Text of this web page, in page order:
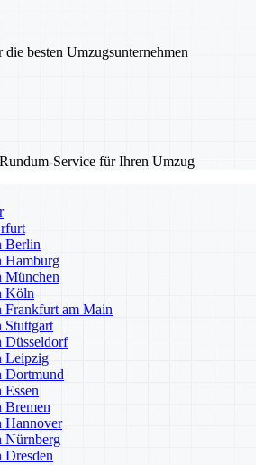
besten Umzugsunternehmen
Service für Ihren Umzug
Berlin
Hamburg
München
Köln
Frankfurt am Main
Stuttgart
Düsseldorf
Leipzig
Dortmund
Bremen
Hannover
Nürnberg